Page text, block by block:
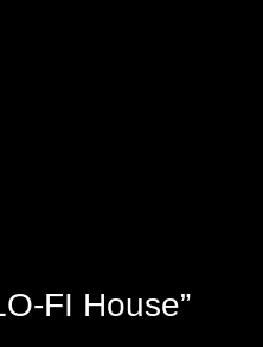
FI House”